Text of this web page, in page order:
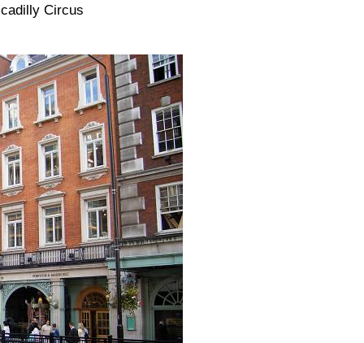
Circus